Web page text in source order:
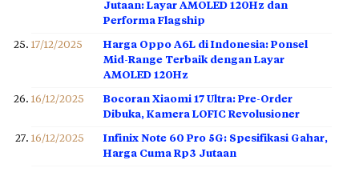
Jutaan: Layar AMOLED 120Hz dan
Performa Flagship
17/12/2025
Harga Oppo A6L di Indonesia: Ponsel
Mid-Range Terbaik dengan Layar
AMOLED 120Hz
16/12/2025
Bocoran Xiaomi 17 Ultra: Pre-Order
Dibuka, Kamera LOFIC Revolusioner
16/12/2025
Infinix Note 60 Pro 5G: Spesifikasi Gahar,
Harga Cuma Rp3 Jutaan